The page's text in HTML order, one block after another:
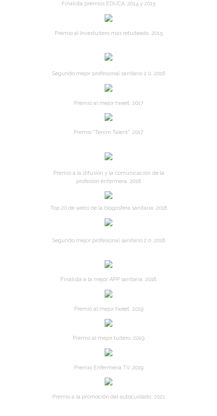
Finalista premios EDUCA. 2014 y 2015
Premio al Investuitero más retuiteado. 2015
Segundo mejor profesional sanitario 2.0. 2016
Premio al mejor tweet. 2017
Premio "Tenim Talent". 2017
Premio a la difusión y la comunicación de la
profesión enfermera. 2018
Top 20 de webs de la blogosfera sanitaria. 2018
Segundo mejor profesional sanitario 2.0. 2018
Finalista a la mejor APP sanitaria. 2018
Premio al mejor tweet. 2019
Premio al mejor tuitero. 2019
Premio Enfermería TV. 2019
Premio a la promoción del autocuidado. 2021